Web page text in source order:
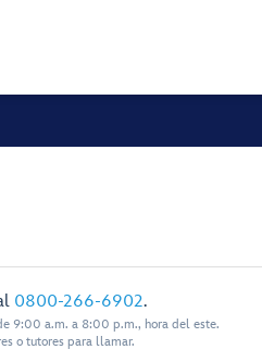
0800-266-6902.
9:00 a.m. a 8:00 p.m., hora del este.
o tutores para llamar.